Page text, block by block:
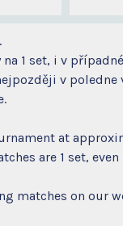
1 set, i v
v poledne
at
are 1 set,
matches on our